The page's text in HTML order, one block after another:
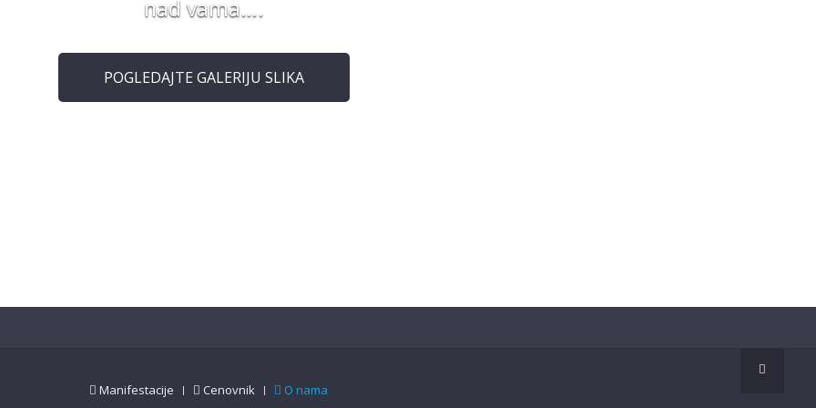
nad vama….
POGLEDAJTE GALERIJU SLIKA
Manifestacije Cenovnik O nama